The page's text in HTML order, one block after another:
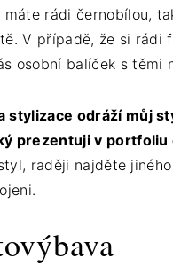
máte rádi černobílou,
V případě, že si rádi
osobní balíček s těmi
stylizace odráží můj
prezentuji v portfoliu
raději najděte